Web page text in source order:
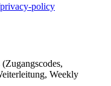
policy
Weekly